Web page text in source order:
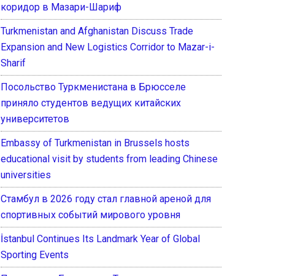
коридор в Мазари-Шариф
Turkmenistan and Afghanistan Discuss Trade
Expansion and New Logistics Corridor to Mazar-i-
Sharif
Посольство Туркменистана в Брюсселе
приняло студентов ведущих китайских
университетов
Embassy of Turkmenistan in Brussels hosts
educational visit by students from leading Chinese
universities
Стамбул в 2026 году стал главной ареной для
спортивных событий мирового уровня
İstanbul Continues Its Landmark Year of Global
Sporting Events